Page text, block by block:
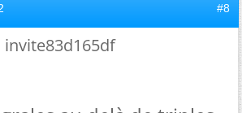
#8
invite83d165df